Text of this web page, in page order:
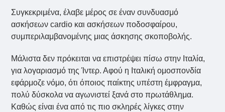
Συγκεκριμένα, έλαβε μέρος σε έναν συνδυασμό
ασκήσεων cardio και ασκήσεων ποδοσφαίρου,
συμπεριλαμβανομένης μιας άσκησης σκοποβολής.
Μάλιστα δεν πρόκειται να επιστρέψει πίσω στην Ιταλία,
για λογαριασμό της Ίντερ. Αφού η Ιταλική ομοσπονδία
εφάρμοζε νόμο, ότι όποιος παίκτης υπέστη έμφραγμα,
πολύ δύσκολα να αγωνιστεί ξανά στο πρωτάθλημα.
Καθώς είναι ένα από τις πιο σκληρές λίγκες στην